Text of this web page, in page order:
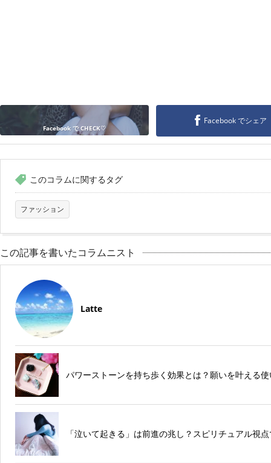
Facebook で CHECK♡
Facebook でシェア
このコラムに関するタグ
ファッション
この記事を書いたコラムニスト
Latte
パワーストーンを持ち歩く効果とは？願いを叶える
「泣いて起きる」は前進の兆し？スピリチュアル視